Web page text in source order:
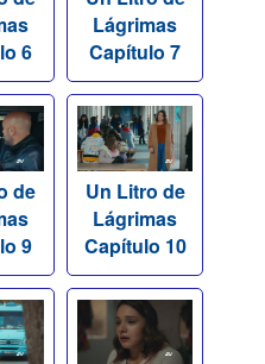
6
Lágrimas
Capítulo 7
de
9
Un Litro de
Lágrimas
Capítulo 10